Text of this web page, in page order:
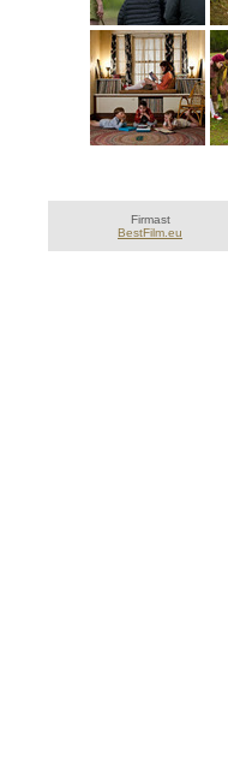
Firmast
BestFilm.eu